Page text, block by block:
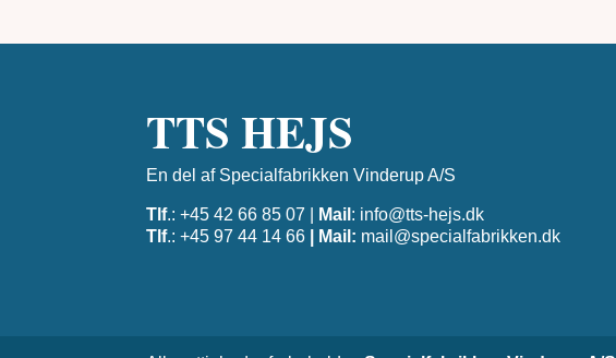
TTS HEJS
En del af Specialfabrikken Vinderup A/S
Tlf.: +45 42 66 85 07 | Mail : info@tts-hejs.dk
Tlf.: +45 97 44 14 66 | Mail: mail@specialfabrikken.dk